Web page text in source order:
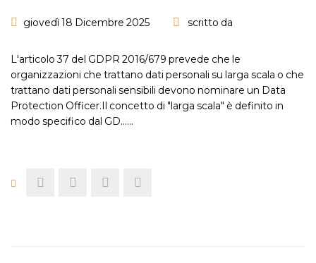
giovedì 18 Dicembre 2025 scritto da
L'articolo 37 del GDPR 2016/679 prevede che le
organizzazioni che trattano dati personali su larga scala o che
trattano dati personali sensibili devono nominare un Data
Protection Officer.Il concetto di "larga scala" è definito in
modo specifico dal GD...…